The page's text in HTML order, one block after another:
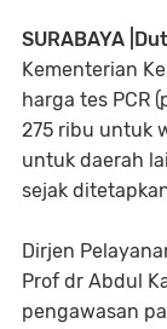
SURABAYA
Kementerian
harga tes PCR
275 ribu untuk
untuk daerah
sejak
Dirjen
Prof dr Abdul
pengawasan